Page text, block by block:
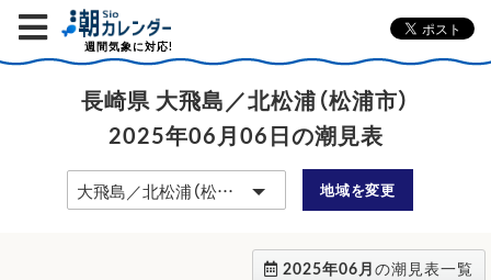
週間気象に対応!
長崎県 大飛島／北松浦（松浦市）
2025年06月06日の潮見表
地域を変更
2025年06月の潮見表一覧